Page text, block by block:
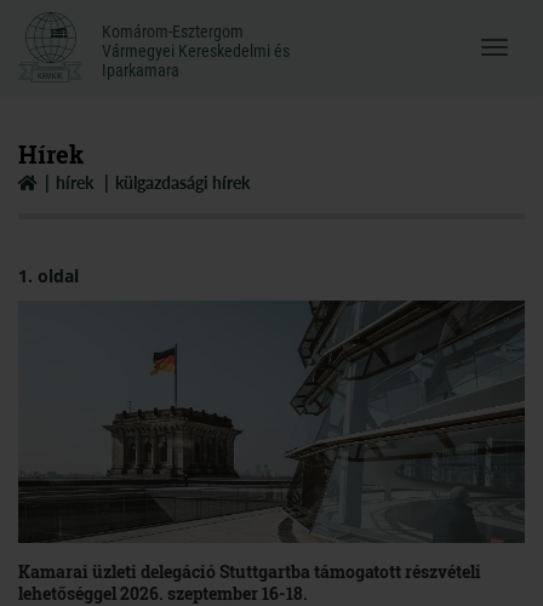
Komárom-Esztergom
Vármegyei Kereskedelmi és
Iparkamara
Komárom-Esztergom
Vármegyei Kereskedelmi és
Iparkamara
Menü
Hírek
hírek külgazdasági hírek
1. oldal
Kamarai üzleti delegáció Stuttgartba támogatott részvételi
lehetőséggel 2026. szeptember 16-18.